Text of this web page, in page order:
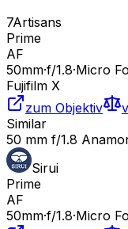
7Artisans
Prime
AF
50mm·f/1.8·Micro
Fujifilm X
zum Objektiv
Similar
50 mm f/1.8
Sirui
Prime
AF
50mm·f/1.8·Micro